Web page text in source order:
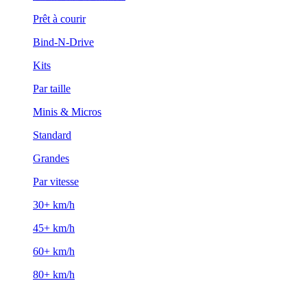
Prêt à courir
Bind-N-Drive
Kits
Par taille
Minis & Micros
Standard
Grandes
Par vitesse
30+ km/h
45+ km/h
60+ km/h
80+ km/h